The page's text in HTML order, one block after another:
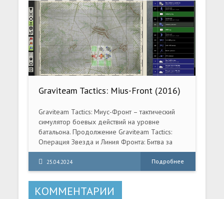
Graviteam Tactics: Mius-Front (2016)
Graviteam Tactics: Миус-Фронт – тактический
симулятор боевых действий на уровне
батальона. Продолжение Graviteam Tactics:
Операция Звезда и Линия Фронта: Битва за
Харьков.
25.04.2024 Подробнее
КОММЕНТАРИИ